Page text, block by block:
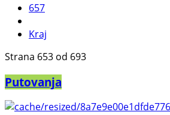
657
Kraj
Strana 653 od 693
Putovanja